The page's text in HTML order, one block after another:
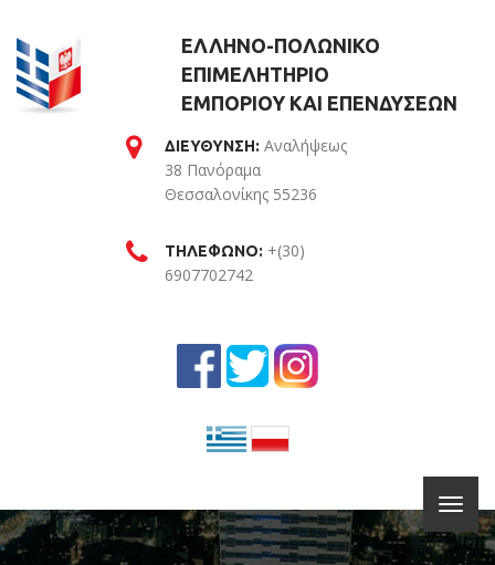
ΕΛΛΗΝΟ-ΠΟΛΩΝΙΚΟ
ΕΠΙΜΕΛΗΤΗΡΙΟ
ΕΜΠΟΡΙΟΥ ΚΑΙ ΕΠΕΝΔΥΣΕΩΝ
ΔΙΕΥΘΥΝΣΗ: Αναλήψεως
38 Πανόραμα
Θεσσαλονίκης 55236
ΤΗΛΕΦΩΝΟ: +(30)
6907702742